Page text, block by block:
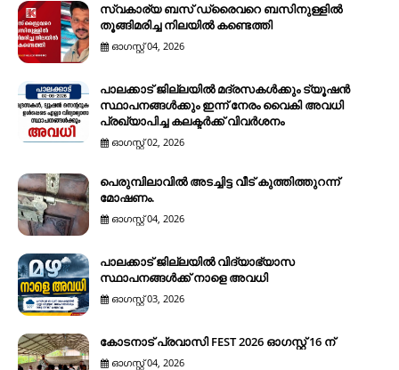
സ്വകാര്യ ബസ് ഡ്രൈവറെ ബസിനുള്ളിൽ
തൂങ്ങിമരിച്ച നിലയിൽ കണ്ടെത്തി
ഓഗസ്റ്റ് 04, 2026
പാലക്കാട് ജില്ലയിൽ മദ്രസകൾക്കും ട്യൂഷൻ
സ്ഥാപനങ്ങൾക്കും ഇന്ന് നേരം വൈകി അവധി
പ്രഖ്യാപിച്ച കലക്ടർക്ക് വിവർശനം
ഓഗസ്റ്റ് 02, 2026
പെരുമ്പിലാവിൽ അടച്ചിട്ട വീട് കുത്തിത്തുറന്ന്
മോഷണം.
ഓഗസ്റ്റ് 04, 2026
പാലക്കാട് ജില്ലയിൽ വിദ്യാഭ്യാസ
സ്ഥാപനങ്ങൾക്ക് നാളെ അവധി
ഓഗസ്റ്റ് 03, 2026
കോടനാട് പ്രവാസി FEST 2026 ഓഗസ്റ്റ് 16 ന്
ഓഗസ്റ്റ് 04, 2026